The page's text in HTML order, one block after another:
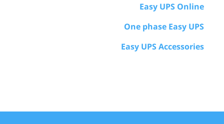
Easy UPS Online
One phase Easy UPS
Easy UPS Accessories